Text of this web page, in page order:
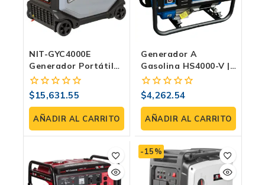
NIT-GYC4000E
Generador Portátil
Silencioso De 3600W
– Eficiencia Y Bajo
Ruido.
0
fuera
de
5
$15,631.55
AÑADIR AL CARRITO
Generador A
Gasolina HS4000-V |
3000 W Máx., 110/220
V Bifásico, 7 HP Y
Tanque De 15 L
0
fuera
de
5
$4,262.54
AÑADIR AL CARRITO
-15%